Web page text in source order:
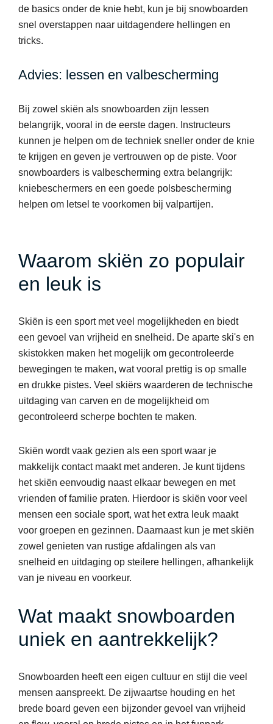
de basics onder de knie hebt, kun je bij snowboarden
snel overstappen naar uitdagendere hellingen en
tricks.
Advies: lessen en valbescherming
Bij zowel skiën als snowboarden zijn lessen
belangrijk, vooral in de eerste dagen. Instructeurs
kunnen je helpen om de techniek sneller onder de knie
te krijgen en geven je vertrouwen op de piste. Voor
snowboarders is valbescherming extra belangrijk:
kniebeschermers en een goede polsbescherming
helpen om letsel te voorkomen bij valpartijen.
Waarom skiën zo populair
en leuk is
Skiën is een sport met veel mogelijkheden en biedt
een gevoel van vrijheid en snelheid. De aparte ski's en
skistokken maken het mogelijk om gecontroleerde
bewegingen te maken, wat vooral prettig is op smalle
en drukke pistes. Veel skiërs waarderen de technische
uitdaging van carven en de mogelijkheid om
gecontroleerd scherpe bochten te maken.
Skiën wordt vaak gezien als een sport waar je
makkelijk contact maakt met anderen. Je kunt tijdens
het skiën eenvoudig naast elkaar bewegen en met
vrienden of familie praten. Hierdoor is skiën voor veel
mensen een sociale sport, wat het extra leuk maakt
voor groepen en gezinnen. Daarnaast kun je met skiën
zowel genieten van rustige afdalingen als van
snelheid en uitdaging op steilere hellingen, afhankelijk
van je niveau en voorkeur.
Wat maakt snowboarden
uniek en aantrekkelijk?
Snowboarden heeft een eigen cultuur en stijl die veel
mensen aanspreekt. De zijwaartse houding en het
brede board geven een bijzonder gevoel van vrijheid